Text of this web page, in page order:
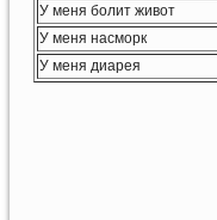
У меня болит живот
У меня насморк
У меня диарея